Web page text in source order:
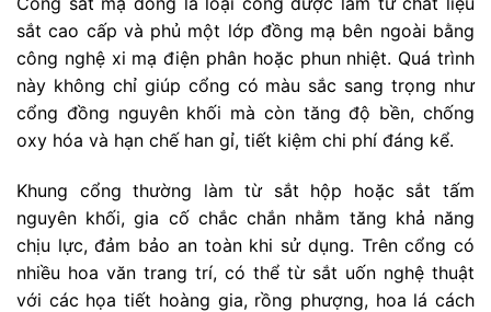
sắt cao cấp và phủ một lớp đồng mạ bên ngoài bằng
công nghệ xi mạ điện phân hoặc phun nhiệt. Quá trình
này không chỉ giúp cổng có màu sắc sang trọng như
cổng đồng nguyên khối mà còn tăng độ bền, chống
oxy hóa và hạn chế han gỉ, tiết kiệm chi phí đáng kể.
Khung cổng thường làm từ sắt hộp hoặc sắt tấm
nguyên khối, gia cố chắc chắn nhằm tăng khả năng
chịu lực, đảm bảo an toàn khi sử dụng. Trên cổng có
nhiều hoa văn trang trí, có thể từ sắt uốn nghệ thuật
với các họa tiết hoàng gia, rồng phượng, hoa lá cách